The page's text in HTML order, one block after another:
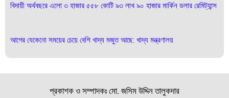
বিদায়ী অর্থবছরে এলো ৩ হাজার ৫৫৮ কোটি ৯৩ লাখ ৯০ হাজার মার্কিন ডলার রেমিট্যান্স
আগের যেকেনো সময়ের চেয়ে বেশি খাদ্য মজুত আছে: খাদ্য মন্ত্রণালয়
প্রকাশক ও সম্পাদকঃ মো. জসিম উদ্দিন তালুকদার